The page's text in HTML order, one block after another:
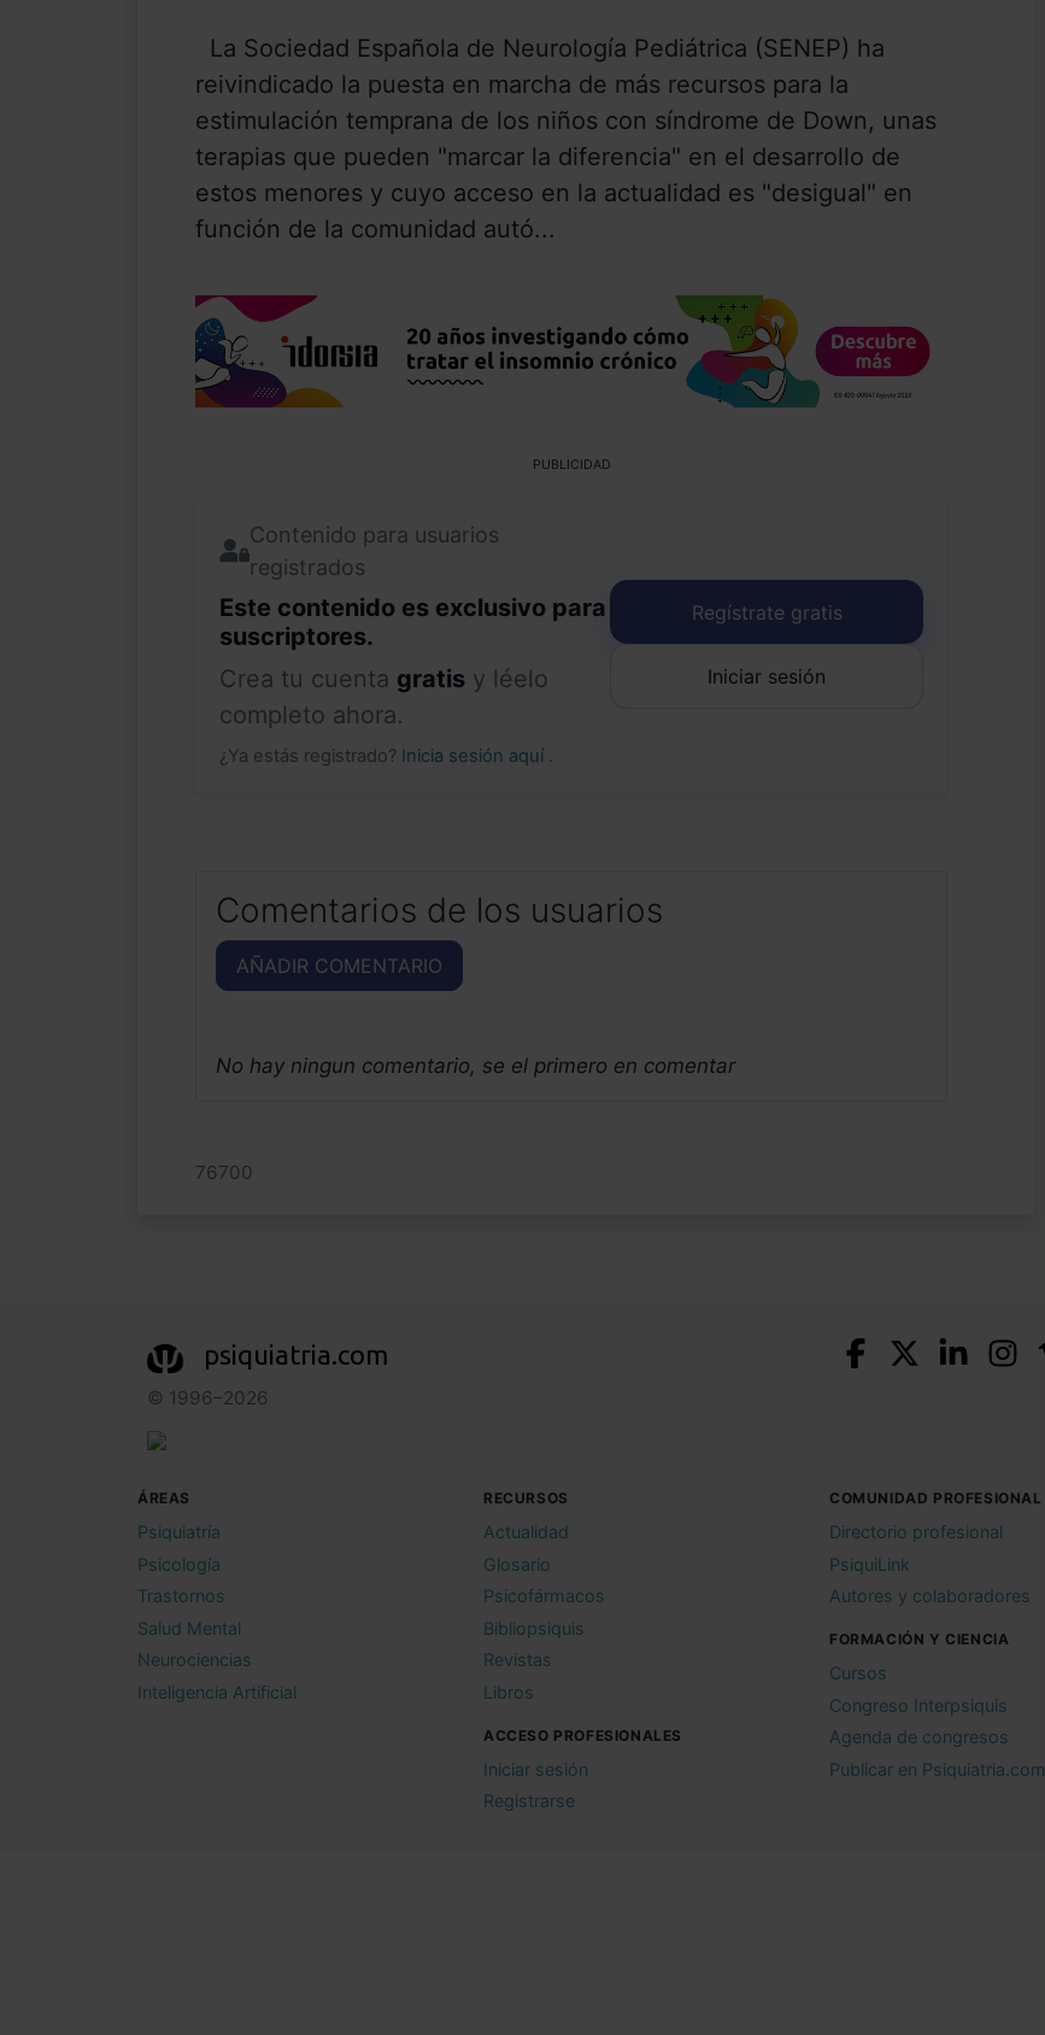
La Sociedad Española de Neurología Pediátrica (SENEP) ha
reivindicado la puesta en marcha de más recursos para la
estimulación temprana de los niños con síndrome de Down, unas
terapias que pueden "marcar la diferencia" en el desarrollo de
estos menores y cuyo acceso en la actualidad es "desigual" en
función de la comunidad autó...
PUBLICIDAD
Contenido para usuarios
registrados
Este contenido es exclusivo para
suscriptores.
Crea tu cuenta gratis y léelo
completo ahora.
¿Ya estás registrado? Inicia sesión aquí .
Regístrate gratis
Iniciar sesión
Comentarios de los usuarios
AÑADIR COMENTARIO
No hay ningun comentario, se el primero en comentar
76700
psiquiatria.com
© 1996–2026
ÁREAS
Psiquiatría
Psicología
Trastornos
Salud Mental
Neurociencias
Inteligencia Artificial
RECURSOS
Actualidad
Glosario
Psicofármacos
Bibliopsiquis
Revistas
Libros
ACCESO PROFESIONALES
Iniciar sesión
Registrarse
COMUNIDAD PROFESIONAL
Directorio profesional
PsiquiLink
Autores y colaboradores
FORMACIÓN Y CIENCIA
Cursos
Congreso Interpsiquis
Agenda de congresos
Publicar en Psiquiatria.com